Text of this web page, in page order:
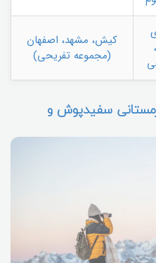
کیش، مشهد، اصفهان
(مجموعه تفریحی)
سفیدپوش و